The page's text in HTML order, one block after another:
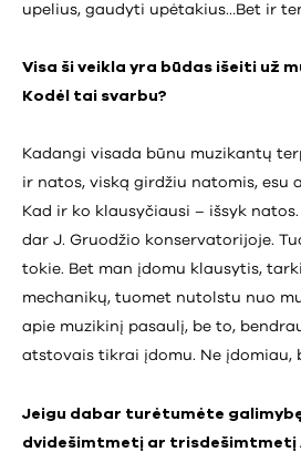
upelius, gaudyti upėtakius…Bet ir
Visa ši veikla yra būdas išeiti už
Kodėl tai svarbu?
Kadangi visada būnu muzikantų
ir natos, viską girdžiu natomis, esu
Kad ir ko klausyčiausi – išsyk
dar J. Gruodžio konservatorijoje.
tokie. Bet man įdomu klausytis,
mechanikų, tuomet nutolstu nuo
apie muzikinį pasaulį, be to,
atstovais tikrai įdomu. Ne įdomiau,
Jeigu dabar turėtumėte
dvidešimtmetį ar trisdešimtmetį